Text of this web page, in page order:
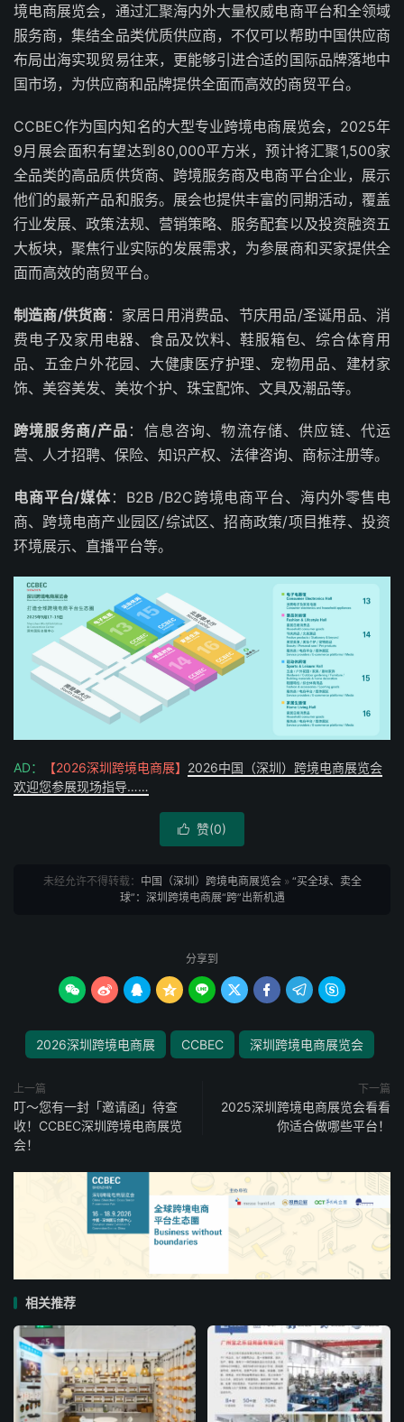
境电商展览会，通过汇聚海内外大量权威电商平台和全领域
服务商，集结全品类优质供应商，不仅可以帮助中国供应商
布局出海实现贸易往来，更能够引进合适的国际品牌落地中
国市场，为供应商和品牌提供全面而高效的商贸平台。
CCBEC作为国内知名的大型专业跨境电商展览会，2025年
9月展会面积有望达到80,000平方米，预计将汇聚1,500家
全品类的高品质供货商、跨境服务商及电商平台企业，展示
他们的最新产品和服务。展会也提供丰富的同期活动，覆盖
行业发展、政策法规、营销策略、服务配套以及投资融资五
大板块，聚焦行业实际的发展需求，为参展商和买家提供全
面而高效的商贸平台。
制造商/供货商 ：家居日用消费品、节庆用品/圣诞用品、消
费电子及家用电器、食品及饮料、鞋服箱包、综合体育用
品、五金户外花园、大健康医疗护理、宠物用品、建材家
饰、美容美发、美妆个护、珠宝配饰、文具及潮品等。
跨境服务商/产品 ：信息咨询、物流存储、供应链、代运
营、人才招聘、保险、知识产权、法律咨询、商标注册等。
电商平台/媒体：B2B /B2C跨境电商平台、海内外零售电
商、跨境电商产业园区/综试区、招商政策/项目推荐、投资
环境展示、直播平台等。
AD： 【2026深圳跨境电商展】 2026中国（深圳）跨境电商展览会
欢迎您参展现场指导……
 赞(0)
未经允许不得转载： 中国（深圳）跨境电商展览会» “买全球、卖全
球”：深圳跨境电商展“跨”出新机遇
分享到
        
2026深圳跨境电商展 CCBEC 深圳跨境电商展览会
上一篇
叮～您有一封「邀请函」待查
收！CCBEC深圳跨境电商展览
会！
下一篇
2025深圳跨境电商展览会看看
你适合做哪些平台！
相关推荐